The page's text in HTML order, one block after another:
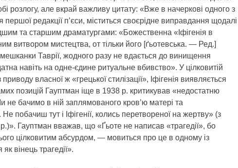
розлогу, але вкрай важливу цитату: «Вже в начеркові одного з
редакції п’єси, міститься своєрідне виправдання щодалі
та старшим драматургами: «Божественна «Іфігенія в
витвором мистецтва, от тільки його [ґьотевська. — Ред.]
мешканки Таврії, жодного разу не вдається до винищення
навіть на одне-єдине ритуальне вбивство». У цілковитій
власної ж «грецької стилізації», Іфігенія виявляється
позицій Гауптман іще в 1938 р. критикував «недостатню
не бачимо в ній заплямованого кров’ю матері та
побачиш тут і Іфігенії, колись перетвореної на жертву» (з
Гауптман вважав, що «Ґьоте не написав «трагедії», бо
цілковитим абсурдом, — мовиться про це в одному із
вінець трагедії».